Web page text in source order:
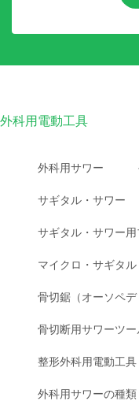
外科用電動工具
外科用サワー
サギタル・サワー
サギタル・サワー用
マイクロ・サギタ
骨切鋸（オーソペデ
骨切断用サワーツー
整形外科用電動工具
外科用サワーの種類